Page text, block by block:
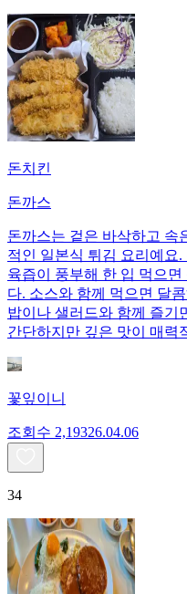
돈치킨
돈까스
돈까스는 겉은 바삭하고 속
적인 일본식 튀김 요리예요
육즙이 풍부해 한 입 먹으
다. 소스와 함께 먹으면 달
밥이나 샐러드와 함께 즐기
간단하지만 깊은 맛이 매력
꽃잎이니
조회수 2,19326.04.06
34